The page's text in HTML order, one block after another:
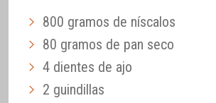
800 gramos de níscalos
80 gramos de pan seco
4 dientes de ajo
2 guindillas